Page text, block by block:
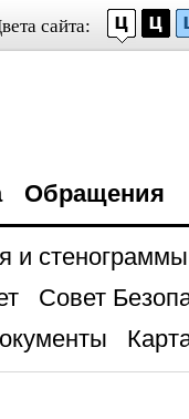
сайта:
Обращения
и стенограммы
Совет